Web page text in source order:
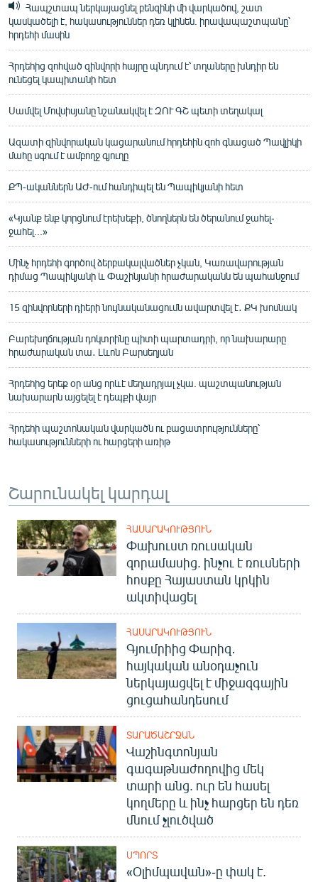
Հապշտապ ներկայացնել բենզինի մի վարկածով, շատ
կասկածելի է, հակասություններ դեռ կլինեն. իրավապաշտպանը՝
հրդեհի մասին
Հրդեհից զոհված զինվորի հայրը պնդում է՝ տղաները խնդիր են
ունեցել կապիտանի հետ
Սամվել Մովսիսյանը նշանակվել է ԶՈՒ ԳՇ պետի տեղակալ
Ազատի զինվորական կացարանում հրդեհին զոհ գնացած Պավլիկի
մահը սգում է ամբողջ գյուղը
ՔՊ-ականներն ԱԺ-ում հանդիպել են Պապիկյանի հետ
«Կյանք ենք կորցնում էրեխեքի, ծնողներն են ծերանում ջահել-
ջահել...»
Մինչ հրդեհի գործով ձերբակալվածներ չկան, Կառավարության
դիմաց Պապիկյանի և Փաշինյանի հրաժարականն են պահանջում
15 զինվորների դիերի նույնականացումն ավարտվել է․ ՔԿ խոսնակ
Բարեխղճության դոկտրինը պիտի պարտադրի, որ նախարարը
հրաժարական տա․ Լևոն Բարսեղյան
Հրդեհից երեք օր անց որևէ մեղադրյալ չկա. պաշտպանության
նախարարն այցելել է դեպքի վայր
Հրդեհի պաշտոնական վարկածն ու բացատրությունները՝
հակասությունների ու հարցերի առիթ
Շարունակել կարդալ
ՀԱՍԱՐԱԿՈՒԹՅՈՒՆ
Փախուստ ռուսական
զորամասից. ինչու է ռուսների
հոսքը Հայաստան կրկին
ակտիվացել
ՀԱՍԱՐԱԿՈՒԹՅՈՒՆ
Գյումրիից Փարիզ․
հայկական անօդաչուն
ներկայացվել է միջազգային
ցուցահանդեսում
ՏԱՐԱԾԱՇՐՋԱՆ
Վաշինգտոնյան
գագաթնաժողովից մեկ
տարի անց. ուր են հասել
կողմերը և ինչ հարցեր են դեռ
մնում չլուծված
ՍՊՈՐՏ
«Օլիմպավան»-ը փակ է.